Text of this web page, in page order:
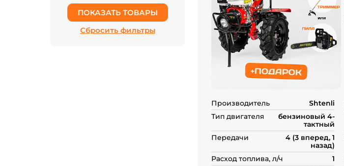
Производитель Shtenli
Тип двигателя
бензиновый 4-
тактный
Передачи
4 (3 вперед, 1
назад)
Расход топлива, л/ч 1